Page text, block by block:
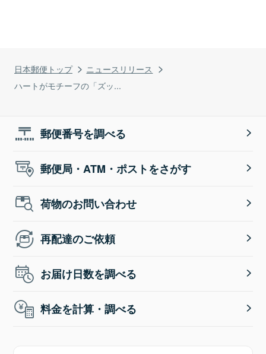
日本郵便トップ
ニュースリリース
ハートがモチーフの「ズッ...
郵便番号を調べる
郵便局・ATM・ポストをさがす
荷物のお問い合わせ
再配達のご依頼
お届け日数を調べる
料金を計算・調べる